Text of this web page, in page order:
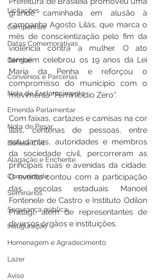
Licitações
Campanhas
Datas Comemorativas
Dengue
Convênios e Parcerias
Nota de Esclarecimento
Emenda Parlamentar
Nota de Pesar
Defesa Civil
Alagação e Enchente
Comunidade
Seminários
Segurança pública
Inauguração
Homenagem e Agradecimento
Lazer
Aviso
grande caminhada em alusão à
campanha Agosto Lilás, que marca o
mês de conscientização pelo fim da
violência contra a mulher. O ato
também celebrou os 19 anos da Lei
Maria da Penha e reforçou o
compromisso do município com o
movimento “Feminicídio Zero”.
Com faixas, cartazes e camisas na cor
lilás, centenas de pessoas, entre
estudantes, autoridades e membros
da sociedade civil, percorreram as
principais ruas e avenidas da cidade.
O evento contou com a participação
das escolas estaduais Manoel
Fontenele de Castro e Instituto Odilon
Pratagí, além de representantes de
diversos órgãos e instituições.